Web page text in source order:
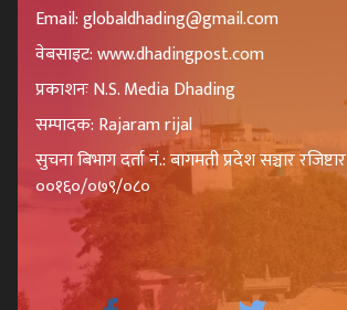
Email: globaldhading@gmail.com
वेबसाइट: www.dhadingpost.com
प्रकाशनः N.S. Media Dhading
सम्पादक: Rajaram rijal
सुचना बिभाग दर्ता नं.: बागमती प्रदेश सञ्चार रजिष्टार
००१६०/०७९/०८०